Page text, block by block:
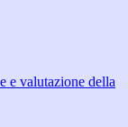
e valutazione della